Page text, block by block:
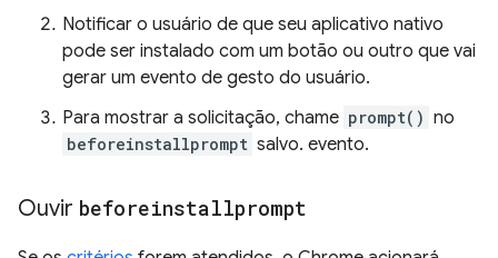
Notificar o usuário de que seu aplicativo nativo
pode ser instalado com um botão ou outro que vai
gerar um evento de gesto do usuário.
Para mostrar a solicitação, chame prompt() no
beforeinstallprompt salvo. evento.
Ouvir beforeinstallprompt